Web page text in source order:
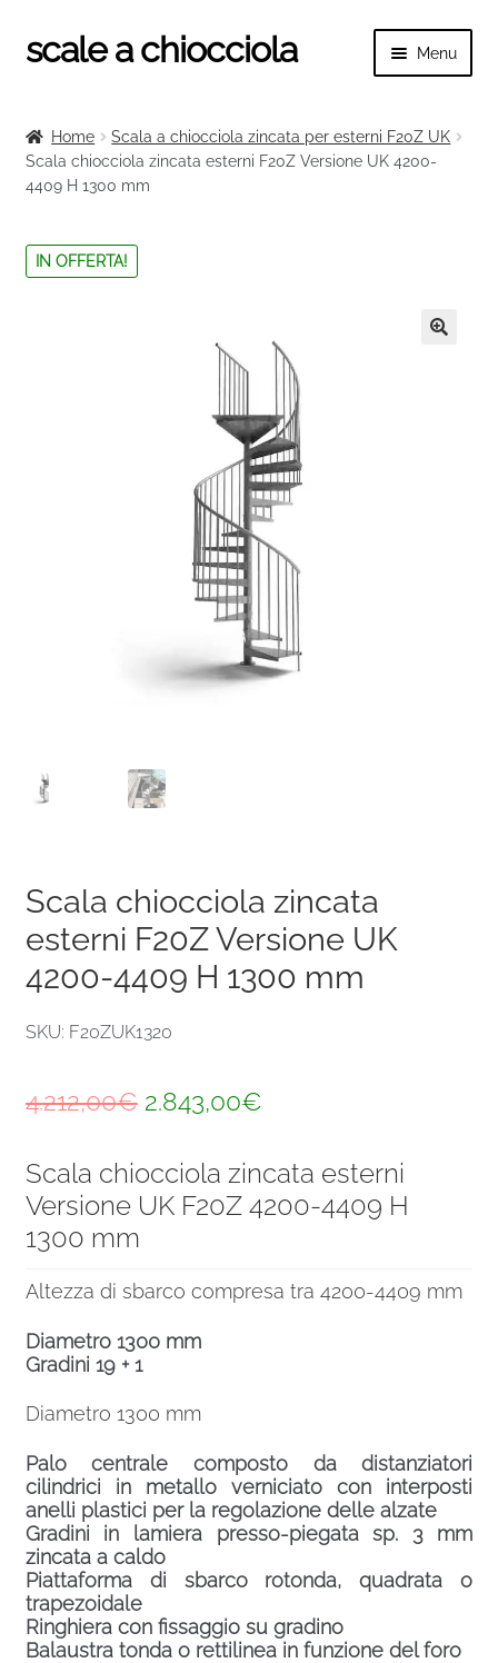
Vai
alla
Vai
al
scale a chiocciola Menu
il
Tutte le scale
Ringhiere e balaustre
menu
Home
Scala a chiocciola zincata per esterni F20Z UK
Scala chiocciola zincata esterni F20Z Versione UK 4200-
4409 H 1300 mm
IN OFFERTA!
Scala chiocciola zincata
esterni F20Z Versione UK
4200-4409 H 1300 mm
SKU: F20ZUK1320
4.212,00€ Il
originale
era:
2.843,00€Il
attuale
è:
Scala chiocciola zincata esterni
Versione UK F20Z 4200-4409 H
1300 mm
Altezza di sbarco compresa tra 4200-4409 mm
Diametro 1300 mm
Gradini 19 + 1
Diametro 1300 mm
Palo centrale composto da distanziatori
cilindrici in metallo verniciato con interposti
anelli plastici per la regolazione delle alzate
Gradini in lamiera presso-piegata sp. 3 mm
zincata a caldo
Piattaforma di sbarco rotonda, quadrata o
trapezoidale
Ringhiera con fissaggio su gradino
Balaustra tonda o rettilinea in funzione del foro